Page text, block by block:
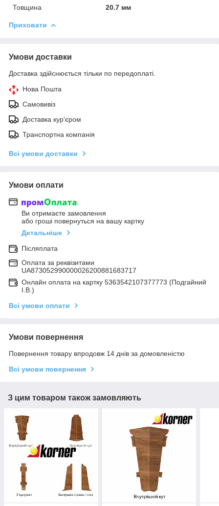
Товщина
20.7 мм
Приховати
Умови доставки
Доставка здійснюється тільки по передоплаті.
Нова Пошта
Самовивіз
Доставка кур'єром
Транспортна компанія
Всі умови доставки
Умови оплати
Ви отримаєте замовлення
або гроші повернуться на вашу картку
Детальніше
Післяплата
Оплата за реквізитами
UA873052990000026200881683717
Онлайн оплата на картку 5363542107377773 (Подгайний
І.В.)
Всі умови оплати
Умови повернення
Повернення товару впродовж 14 днів за домовленістю
Всі умови повернення
З цим товаром також замовляють